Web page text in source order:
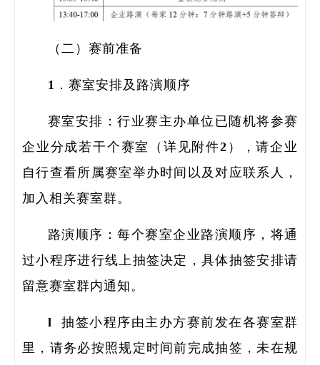
（二）赛前准备
1．赛室安排及路演顺序
赛室安排：行业赛主办单位已随机将参赛
企业分成若干个赛室（详见附件2），请企业
自行查看所属赛室举办时间以及对应联系人，
加入相关赛室群。
路演顺序：每个赛室企业路演顺序，将通
过小程序进行线上抽签决定，具体抽签安排请
留意赛室群内通知。
l 抽签小程序由主办方赛前发在各赛室群
里，请务必按照规定时间前完成抽签，未在规